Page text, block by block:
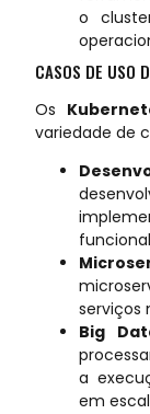
o
CASOS DE USO
Os
variedade de
serviços
Big
a
em